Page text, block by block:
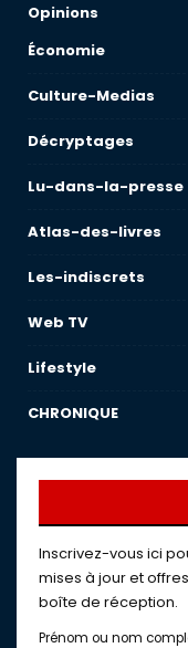
Opinions
Économie
Culture-Medias
Décryptages
Lu-dans-la-presse
Atlas-des-livres
Les-indiscrets
Web TV
Lifestyle
CHRONIQUE
Inscrivez-vous ici
mises à jour et
boîte de réception.
Prénom ou nom